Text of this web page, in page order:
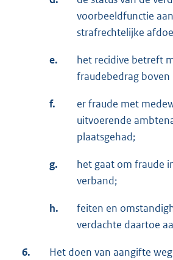
voorbeeldfunctie
strafrechtelijke
e.
het recidive betreft
fraudebedrag
f.
er fraude met
uitvoerende
plaatsgehad;
g.
het gaat om fraude
verband;
h.
feiten en
verdachte daartoe
6.
Het doen van aangifte